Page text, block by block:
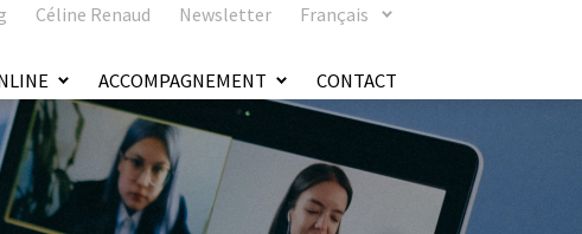
ACCOMPAGNEMENT CONTACT
Céline Renaud Newsletter Français